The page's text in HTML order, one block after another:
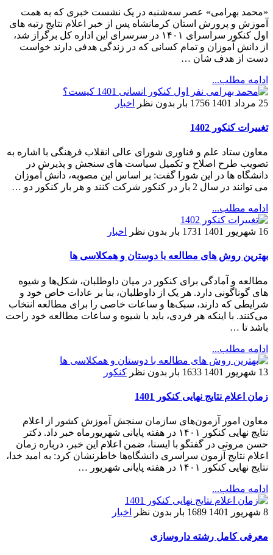
«محمد بهرامی» عصر سه‌شنبه در یک نشست خبری که به همت
آموزش و پرورش استان کرمانشاه پس از خبر اعلام نتایج رتبه های
اول کنکور سراسرای ۱۴۰۱ در سرسرای این اداره کل برگراز شد،
از دانش آموزان و تمام کسانی که در زندگی هدفی دارند خواست
دست از هدف شان …
ادامه مطلب...
25 مرداد 1401 1756 بار بدون نظر اخبار
تغییرات کنکور 1402
معاون ستاد علم و فناوری شورای عالی انقلاب فرهنگی با اشاره به
تصویب طرح اصلاح و تکمیل سیاست های سنجش و پذیرش در
دانشگاه ها در این شورا گفت: بر اساس این مصوبه، دانش آموزان
می توانند در سال 2 بار در کنکور شرکت کنند و هر بار کنکور دو …
ادامه مطلب...
16 شهریور 1401 1731 بار بدون نظر اخبار
بهترین روش های مطالعه با دوستان و همکلاسی ها
مطالعه و آمادگی برای کنکور در میان داوطلبان، شکل‌ها و شیوه
های گوناگونی دارد. هر یک از داوطلبان، بنا بر عادات خاص خود و
شرایطی که دارند، سبک‌ها و ساعات خاصی را برای مطالعه انتخاب
می‌کنند. با اینکه هر فردی، باید با شیوه و ساعات مطالعه خود راحت
باشد تا …
ادامه مطلب...
13 شهریور 1401 1633 بار بدون نظر کنکور
زمان اعلام نتایج نهایی کنکور 1401
معاون امور آزمون‌های سازمان سنجش آموزش کشور از اعلام
نتایج نهایی کنکور ۱۴۰۱ در هفته پایانی شهریورماه خبر داد. دکتر
حسن مروتی در گفتگو با ایسنا، ضمن اعلام این خبر، درباره زمان
اعلام نتایج آزمون سراسری دانشگاه‌ها خاطرنشان کرد: به امید خدا،
نتایج نهایی کنکور ۱۴۰۱ در هفته پایانی شهریور …
ادامه مطلب...
8 شهریور 1401 1689 بار بدون نظر اخبار
معرفی کامل رشته داروسازی